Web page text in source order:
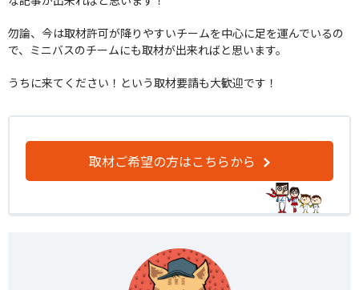
勿論、今は取材許可が降りやすいチームを中心に足を運んでいるの
で、ミニバスのチームにも取材が出来ればと思います。
うちに来てください！という取材要請も大歓迎です！
取材ご希望の方はこちらから